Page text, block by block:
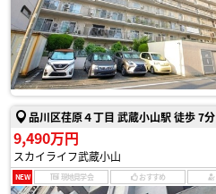
品川区荏原４丁目 武蔵小山駅 徒歩 7分
9,490万円
スカイライフ武蔵小山
NEW 現地見学会 おすすめ